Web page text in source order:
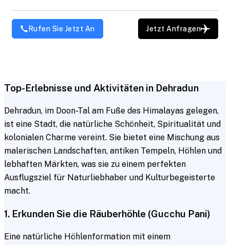
Rufen Sie Jetzt An Jetzt Anfragen
Top-Erlebnisse und Aktivitäten in Dehradun
Dehradun, im Doon-Tal am Fuße des Himalayas gelegen,
ist eine Stadt, die natürliche Schönheit, Spiritualität und
kolonialen Charme vereint. Sie bietet eine Mischung aus
malerischen Landschaften, antiken Tempeln, Höhlen und
lebhaften Märkten, was sie zu einem perfekten
Ausflugsziel für Naturliebhaber und Kulturbegeisterte
macht.
1. Erkunden Sie die Räuberhöhle (Gucchu Pani)
Eine natürliche Höhlenformation mit einem